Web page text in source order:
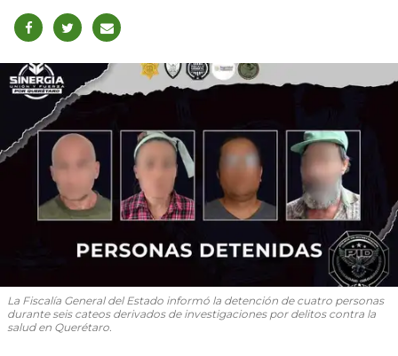
La Fiscalía General del Estado informó la detención de cuatro personas
durante seis cateos derivados de investigaciones por delitos contra la
salud en Querétaro.